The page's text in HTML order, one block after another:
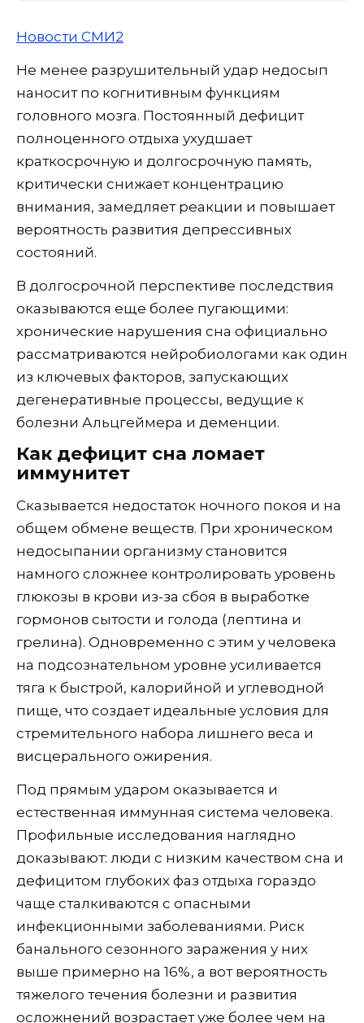
Новости СМИ2
Не менее разрушительный удар недосып
наносит по когнитивным функциям
головного мозга. Постоянный дефицит
полноценного отдыха ухудшает
краткосрочную и долгосрочную память,
критически снижает концентрацию
внимания, замедляет реакции и повышает
вероятность развития депрессивных
состояний.
В долгосрочной перспективе последствия
оказываются еще более пугающими:
хронические нарушения сна официально
рассматриваются нейробиологами как один
из ключевых факторов, запускающих
дегенеративные процессы, ведущие к
болезни Альцгеймера и деменции.
Как дефицит сна ломает
иммунитет
Сказывается недостаток ночного покоя и на
общем обмене веществ. При хроническом
недосыпании организму становится
намного сложнее контролировать уровень
глюкозы в крови из-за сбоя в выработке
гормонов сытости и голода (лептина и
грелина). Одновременно с этим у человека
на подсознательном уровне усиливается
тяга к быстрой, калорийной и углеводной
пище, что создает идеальные условия для
стремительного набора лишнего веса и
висцерального ожирения.
Под прямым ударом оказывается и
естественная иммунная система человека.
Профильные исследования наглядно
доказывают: люди с низким качеством сна и
дефицитом глубоких фаз отдыха гораздо
чаще сталкиваются с опасными
инфекционными заболеваниями. Риск
банального сезонного заражения у них
выше примерно на 16%, а вот вероятность
тяжелого течения болезни и развития
осложнений возрастает уже более чем на